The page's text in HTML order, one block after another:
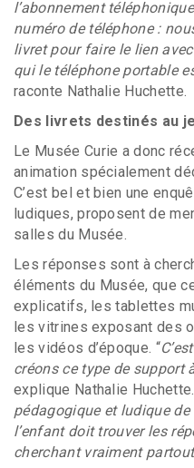
l’abonnement
numéro de téléphone :
livret pour faire le lien
qui le téléphone portable
raconte Nathalie Huchette.
Des livrets destinés au
Le Musée Curie a donc
animation spécialement
C’est bel et bien une
ludiques, proposent de
salles du Musée.
Les réponses sont à
éléments du Musée, que
explicatifs, les tablettes
les vitrines exposant des
les vidéos d’époque. “
créons ce type de support
explique Nathalie Huchette.
pédagogique et ludique
l’enfant doit trouver les
cherchant vraiment